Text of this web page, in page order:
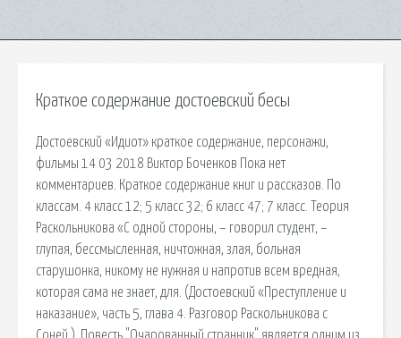
Краткое содержание достоевский бесы
Достоевский «Идиот» краткое содержание, персонажи,
фильмы 14 03 2018 Виктор Боченков Пока нет
комментариев. Краткое содержание книг и рассказов. По
классам. 4 класс 12; 5 класс 32; 6 класс 47; 7 класс. Теория
Раскольникова «С одной стороны, – говорил студент, –
глупая, бессмысленная, ничтожная, злая, больная
старушонка, никому не нужная и напротив всем вредная,
которая сама не знает, для. (Достоевский «Преступление и
наказание», часть 5, глава 4. Разговор Раскольникова с
Соней.). Повесть "Очарованный странник" является одним из